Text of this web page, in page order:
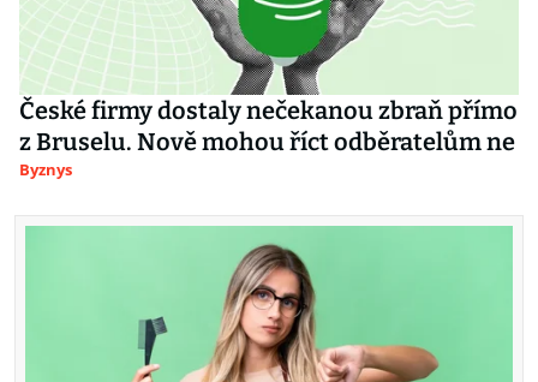
České firmy dostaly nečekanou zbraň přímo
z Bruselu. Nově mohou říct odběratelům ne
Byznys